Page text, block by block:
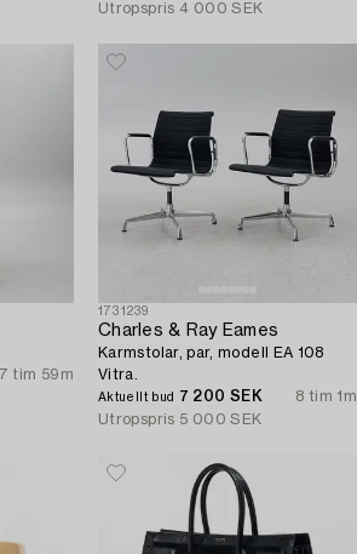
Utropspris 4 000 SEK
7 tim 59m
1731239
Charles & Ray Eames
Karmstolar, par, modell EA 108
Vitra.
Aktuellt bud 7 200 SEK
8 tim 1m
Utropspris 5 000 SEK